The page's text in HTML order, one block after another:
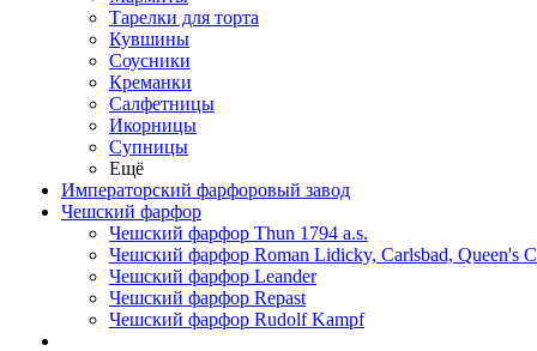
Тарелки для торта
Кувшины
Соусники
Креманки
Салфетницы
Икорницы
Супницы
Ещё
Императорский фарфоровый завод
Чешский фарфор
Чешский фарфор Thun 1794 a.s.
Чешский фарфор Roman Lidicky, Carlsbad, Queen's
Чешский фарфор Leander
Чешский фарфор Repast
Чешский фарфор Rudolf Kampf